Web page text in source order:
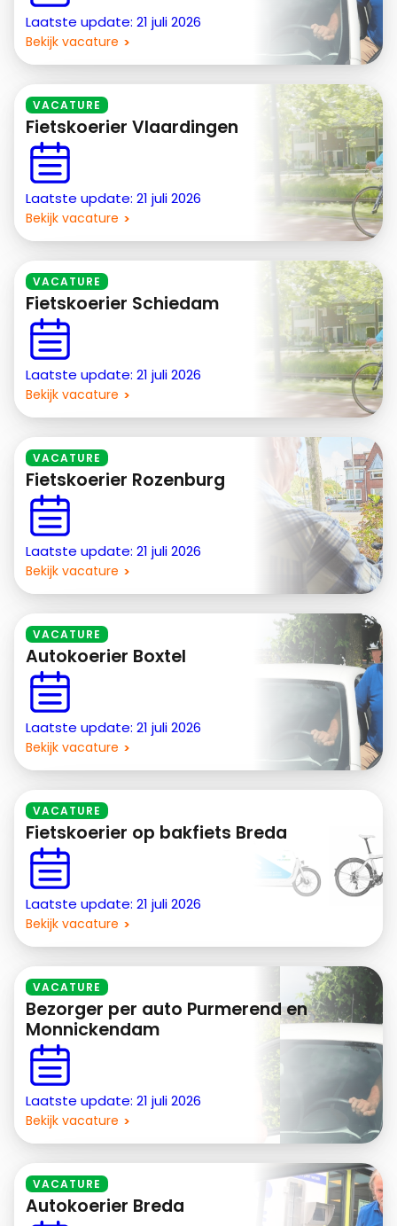
Laatste update: 21 juli 2026
Bekijk vacature
VACATURE
Fietskoerier Vlaardingen
Laatste update: 21 juli 2026
Bekijk vacature
VACATURE
Fietskoerier Schiedam
Laatste update: 21 juli 2026
Bekijk vacature
VACATURE
Fietskoerier Rozenburg
Laatste update: 21 juli 2026
Bekijk vacature
VACATURE
Autokoerier Boxtel
Laatste update: 21 juli 2026
Bekijk vacature
VACATURE
Fietskoerier op bakfiets Breda
Laatste update: 21 juli 2026
Bekijk vacature
VACATURE
Bezorger per auto Purmerend en
Monnickendam
Laatste update: 21 juli 2026
Bekijk vacature
VACATURE
Autokoerier Breda